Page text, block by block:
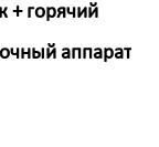
+ горячий
аппарат